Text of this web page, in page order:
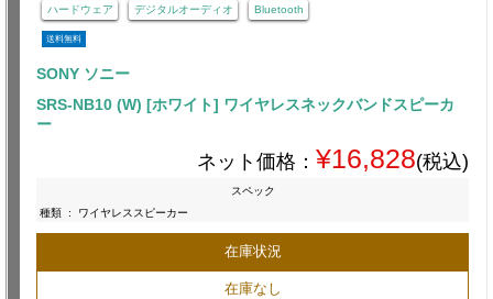
ハードウェア デジタルオーディオ Bluetooth
送料無料
SONY ソニー
SRS-NB10 (W) [ホワイト] ワイヤレスネックバンドスピーカ
ー
ネット価格： ¥16,828(税込)
スペック
種類 : ワイヤレススピーカー
在庫状況
在庫なし